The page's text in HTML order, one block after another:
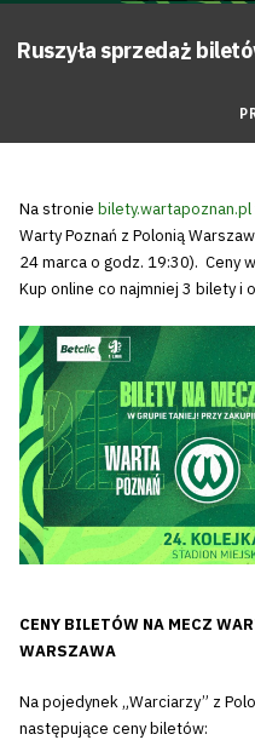
Ruszyła sprzedaż
Na stronie bilety.wartapoznan.pl
Warty Poznań z Polonią
24 marca o godz. 19:30). Ceny
Kup online co najmniej 3 bilety i
CENY BILETÓW NA MECZ
WARSZAWA
Na pojedynek „Warciarzy” z
następujące ceny biletów: